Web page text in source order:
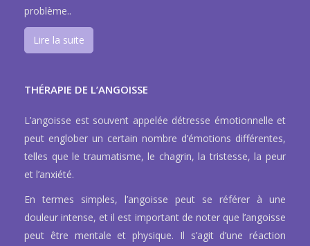
problème..
Lire la suite
THÉRAPIE DE L’ANGOISSE
L’angoisse est souvent appelée détresse émotionnelle et
peut englober un certain nombre d’émotions différentes,
telles que le traumatisme, le chagrin, la tristesse, la peur
et l’anxiété.
En termes simples, l’angoisse peut se référer à une
douleur intense, et il est important de noter que l’angoisse
peut être mentale et physique. Il s’agit d’une réaction